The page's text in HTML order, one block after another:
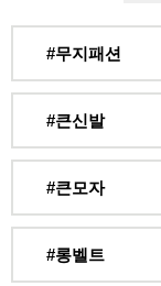
#무지패션
#큰신발
#큰모자
#롱벨트